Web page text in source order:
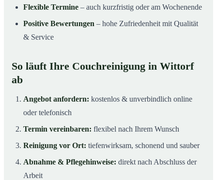
Flexible Termine – auch kurzfristig oder am Wochenende
Positive Bewertungen – hohe Zufriedenheit mit Qualität
& Service
So läuft Ihre Couchreinigung in Wittorf
ab
Angebot anfordern: kostenlos & unverbindlich online
oder telefonisch
Termin vereinbaren: flexibel nach Ihrem Wunsch
Reinigung vor Ort: tiefenwirksam, schonend und sauber
Abnahme & Pflegehinweise: direkt nach Abschluss der
Arbeit